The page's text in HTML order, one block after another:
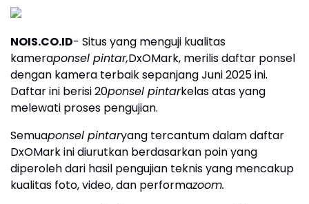
NOIS.CO.ID- Situs yang menguji kualitas
kameraponsel pintar,DxOMark, merilis daftar ponsel
dengan kamera terbaik sepanjang Juni 2025 ini.
Daftar ini berisi 20ponsel pintarkelas atas yang
melewati proses pengujian.
Semuaponsel pintaryang tercantum dalam daftar
DxOMark ini diurutkan berdasarkan poin yang
diperoleh dari hasil pengujian teknis yang mencakup
kualitas foto, video, dan performazoom.